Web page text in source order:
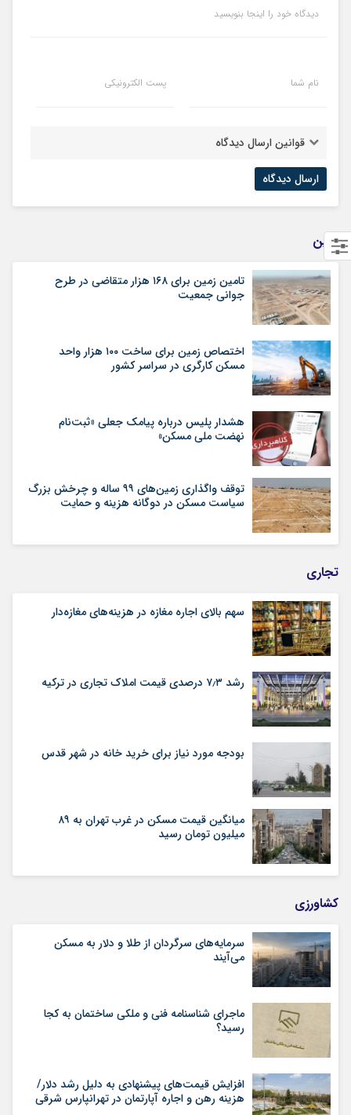
دیدگاه خود را اینجا بنویسید
نام شما پست الکترونیکی
قوانین ارسال دیدگاه
زمین
تامین زمین برای ۱۶۸ هزار متقاضی در طرح
جوانی جمعیت
اختصاص زمین برای ساخت ۱۰۰ هزار واحد
مسکن کارگری در سراسر کشور
هشدار پلیس درباره پیامک جعلی «ثبت‌نام
نهضت ملی مسکن»
توقف واگذاری زمین‌های ۹۹ ساله و چرخش بزرگ
سیاست مسکن در دوگانه هزینه و حمایت
تجاری
سهم بالای اجاره‌‌ مغازه در هزینه‌‌های مغازه‌‌دار
رشد ۷٫۳ درصدی قیمت‌ املاک تجاری در ترکیه
بودجه مورد نیاز برای خرید خانه در شهر قدس
میانگین قیمت مسکن در غرب تهران به ۸۹
میلیون تومان رسید
کشاورزی
سرمایه‌های سرگردان از طلا و دلار به مسکن
می‌آیند
ماجرای شناسنامه‌ فنی و ملکی ساختمان به کجا
رسید؟
افزایش قیمت‌های پیشنهادی به دلیل رشد دلار/
هزینه رهن و اجاره آپارتمان در تهرانپارس شرقی